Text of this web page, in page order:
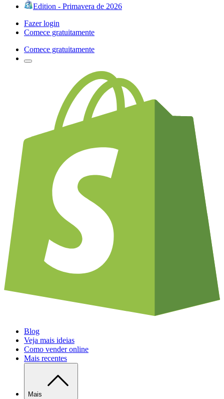
Edition - Primavera de 2026
Fazer login
Comece gratuitamente
Comece gratuitamente
Blog
Veja mais ideias
Como vender online
Mais recentes
Mais